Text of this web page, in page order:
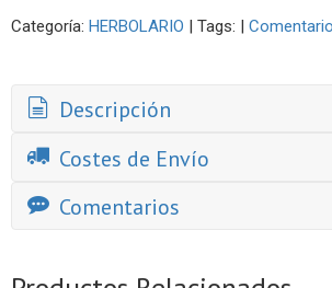
Categoría: HERBOLARIO | Tags: |
Descripción
Costes de Envío
Comentarios